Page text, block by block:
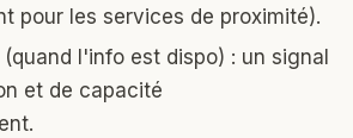
pour les services de proximité).
(quand l'info est dispo) : un signal
et de capacité